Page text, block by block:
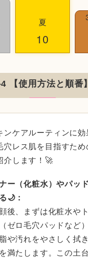
夏
10
【使用方法と順番】
ンケアルーティンに効
穴レス肌を目指すため
介します！🚀
ー（化粧水）やパッ
🌙：
後、まずは化粧水や
ゼロ毛穴パッドなど
や汚れをやさしく拭
満たします。この土